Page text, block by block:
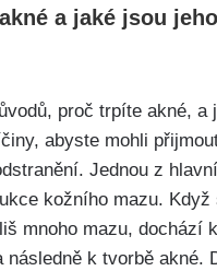
a jaké ​jsou jeho
proč trpíte ‍akné, a
abyste mohli
Jednou z
kožního mazu. Když
mnoho mazu, dochází
následně k tvorbě akné.